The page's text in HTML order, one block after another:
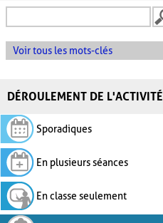
Voir tous les mots-clés
DÉROULEMENT DE L'ACTIVITÉ
Sporadiques
En plusieurs séances
En classe seulement